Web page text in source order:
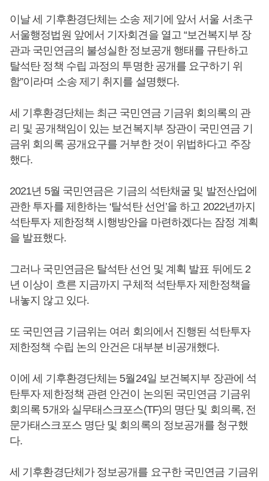
이날 세 기후환경단체는 소송 제기에 앞서 서울 서초구
서울행정법원 앞에서 기자회견을 열고 “보건복지부 장
관과 국민연금의 불성실한 정보공개 행태를 규탄하고
탈석탄 정책 수립 과정의 투명한 공개를 요구하기 위
함”이라며 소송 제기 취지를 설명했다.
세 기후환경단체는 최근 국민연금 기금위 회의록의 관
리 및 공개책임이 있는 보건복지부 장관이 국민연금 기
금위 회의록 공개요구를 거부한 것이 위법하다고 주장
했다.
2021년 5월 국민연금은 기금의 석탄채굴 및 발전산업에
관한 투자를 제한하는 ‘탈석탄 선언’을 하고 2022년까지
석탄투자 제한정책 시행방안을 마련하겠다는 잠정 계획
을 발표했다.
그러나 국민연금은 탈석탄 선언 및 계획 발표 뒤에도 2
년 이상이 흐른 지금까지 구체적 석탄투자 제한정책을
내놓지 않고 있다.
또 국민연금 기금위는 여러 회의에서 진행된 석탄투자
제한정책 수립 논의 안건은 대부분 비공개했다.
이에 세 기후환경단체는 5월24일 보건복지부 장관에 석
탄투자 제한정책 관련 안건이 논의된 국민연금 기금위
회의록 5개와 실무태스크포스(TF)의 명단 및 회의록, 전
문가태스크포스 명단 및 회의록의 정보공개를 청구했
다.
세 기후환경단체가 정보공개를 요구한 국민연금 기금위